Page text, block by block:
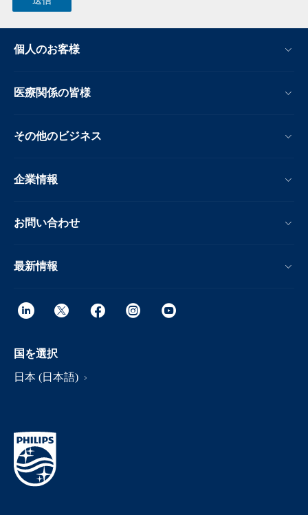
個人のお客様
医療関係の皆様
その他のビジネス
企業情報
お問い合わせ
最新情報
国を選択
日本 (日本語)